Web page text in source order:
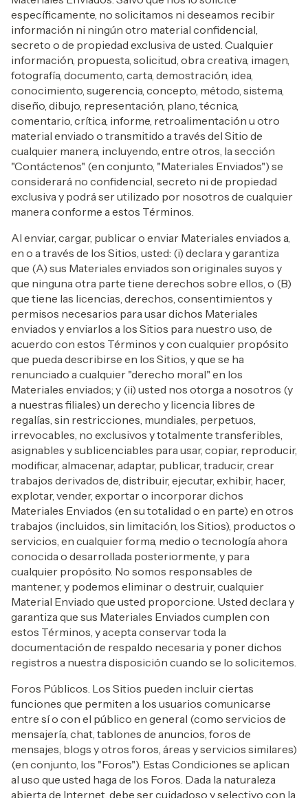
específicamente, no solicitamos ni deseamos recibir
información ni ningún otro material confidencial,
secreto o de propiedad exclusiva de usted. Cualquier
información, propuesta, solicitud, obra creativa, imagen,
fotografía, documento, carta, demostración, idea,
conocimiento, sugerencia, concepto, método, sistema,
diseño, dibujo, representación, plano, técnica,
comentario, crítica, informe, retroalimentación u otro
material enviado o transmitido a través del Sitio de
cualquier manera, incluyendo, entre otros, la sección
"Contáctenos" (en conjunto, "Materiales Enviados") se
considerará no confidencial, secreto ni de propiedad
exclusiva y podrá ser utilizado por nosotros de cualquier
manera conforme a estos Términos.
Al enviar, cargar, publicar o enviar Materiales enviados a,
en o a través de los Sitios, usted: (i) declara y garantiza
que (A) sus Materiales enviados son originales suyos y
que ninguna otra parte tiene derechos sobre ellos, o (B)
que tiene las licencias, derechos, consentimientos y
permisos necesarios para usar dichos Materiales
enviados y enviarlos a los Sitios para nuestro uso, de
acuerdo con estos Términos y con cualquier propósito
que pueda describirse en los Sitios, y que se ha
renunciado a cualquier "derecho moral" en los
Materiales enviados; y (ii) usted nos otorga a nosotros (y
a nuestras filiales) un derecho y licencia libres de
regalías, sin restricciones, mundiales, perpetuos,
irrevocables, no exclusivos y totalmente transferibles,
asignables y sublicenciables para usar, copiar, reproducir,
modificar, almacenar, adaptar, publicar, traducir, crear
trabajos derivados de, distribuir, ejecutar, exhibir, hacer,
explotar, vender, exportar o incorporar dichos
Materiales Enviados (en su totalidad o en parte) en otros
trabajos (incluidos, sin limitación, los Sitios), productos o
servicios, en cualquier forma, medio o tecnología ahora
conocida o desarrollada posteriormente, y para
cualquier propósito. No somos responsables de
mantener, y podemos eliminar o destruir, cualquier
Material Enviado que usted proporcione. Usted declara y
garantiza que sus Materiales Enviados cumplen con
estos Términos, y acepta conservar toda la
documentación de respaldo necesaria y poner dichos
registros a nuestra disposición cuando se lo solicitemos.
Foros Públicos. Los Sitios pueden incluir ciertas
funciones que permiten a los usuarios comunicarse
entre sí o con el público en general (como servicios de
mensajería, chat, tablones de anuncios, foros de
mensajes, blogs y otros foros, áreas y servicios similares)
(en conjunto, los "Foros"). Estas Condiciones se aplican
al uso que usted haga de los Foros. Dada la naturaleza
abierta de Internet, debe ser cuidadoso y selectivo con la